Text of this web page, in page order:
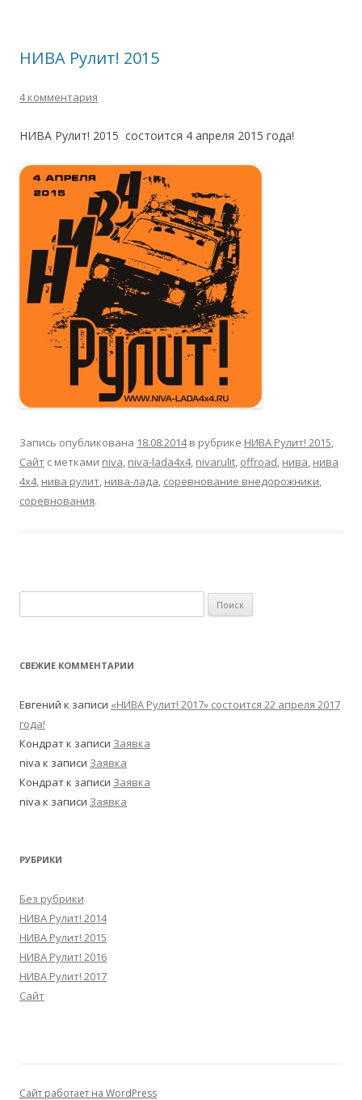
НИВА Рулит! 2015
4 комментария
НИВА Рулит! 2015 состоится 4 апреля 2015 года!
Запись опубликована 18.08.2014в рубрике НИВА Рулит! 2015,
Сайт с метками niva, niva-lada4x4, nivarulit, offroad, нива, нива
4х4, нива рулит, нива-лада, соревнование внедорожники,
соревнования.
СВЕЖИЕ КОММЕНТАРИИ
Евгений к записи «НИВА Рулит! 2017» состоится 22 апреля 2017
года!
Кондратк записи Заявка
niva к записи Заявка
Кондратк записи Заявка
niva к записи Заявка
РУБРИКИ
Без рубрики
НИВА Рулит! 2014
НИВА Рулит! 2015
НИВА Рулит! 2016
НИВА Рулит! 2017
Сайт
Сайт работает на WordPress